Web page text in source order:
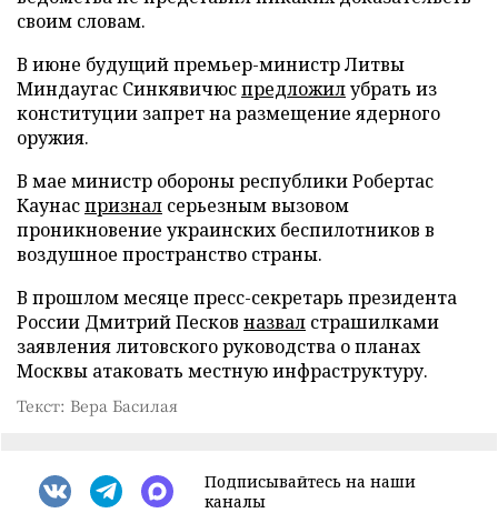
своим словам.
В июне будущий премьер-министр Литвы
Миндаугас Синкявичюспредложилубрать из
конституции запрет на размещение ядерного
оружия.
В мае министр обороны республики Робертас
Каунаспризнал серьезным вызовом
проникновение украинских беспилотников в
воздушное пространство страны.
В прошлом месяце пресс-секретарь президента
России Дмитрий Песков назвал страшилками
заявления литовского руководства о планах
Москвы атаковать местную инфраструктуру.
Текст: Вера Басилая
Подписывайтесь на наши
каналы